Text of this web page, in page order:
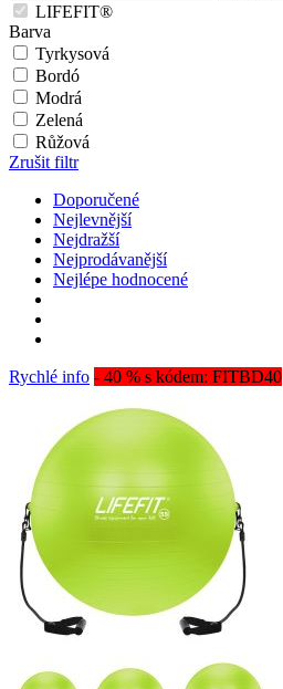
LIFEFIT®
Barva
Tyrkysová
Bordó
Modrá
Zelená
Růžová
Zrušit filtr
Doporučené
Nejlevnější
Nejdražší
Nejprodávanější
Nejlépe hodnocené
Rychlé info - 40 % s kódem: FITBD40